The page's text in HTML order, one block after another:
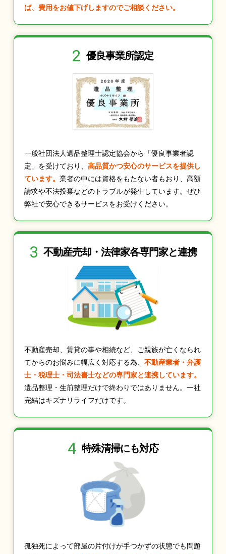
ば、費用をお値下げしますのでご相談ください。
2 優良事業所認定
一般社団法人遺品整理士認定協会から「優良事業者認
定」を受けており、 高品質かつ安心のサービスを提供し
ています。 業者の中には資格をもたない者もおり、高額
請求や不法投棄などのトラブルが発生しています。ぜひ
弊社で安心できるサービスをお受けください。
3 不動産売却・法律家各専門家と連携
不動産売却、賃貸の事や相続など、ご親族が亡くなられ
てからのお悩みに幅広く対応する為、 不動産業者・弁護
士・税理士・司法書士などの専門家と連携しています。
遺品整理・生前整理だけで終わりではありません。一社
完結はキズナリライフだけです。
4 特殊清掃にも対応
孤独死によって部屋の片付けが手つかずの状態でも問題